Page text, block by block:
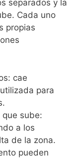
separados y la
Cada uno
propias
cae
para
sube:
a los
de la zona.
pueden